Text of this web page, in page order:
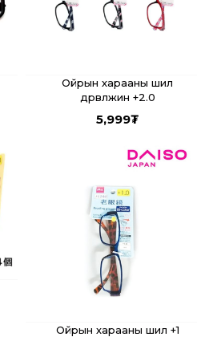
Ойрын харааны шил
дөрвөлжин +2.0
5,999₮
Ойрын харааны шил +1